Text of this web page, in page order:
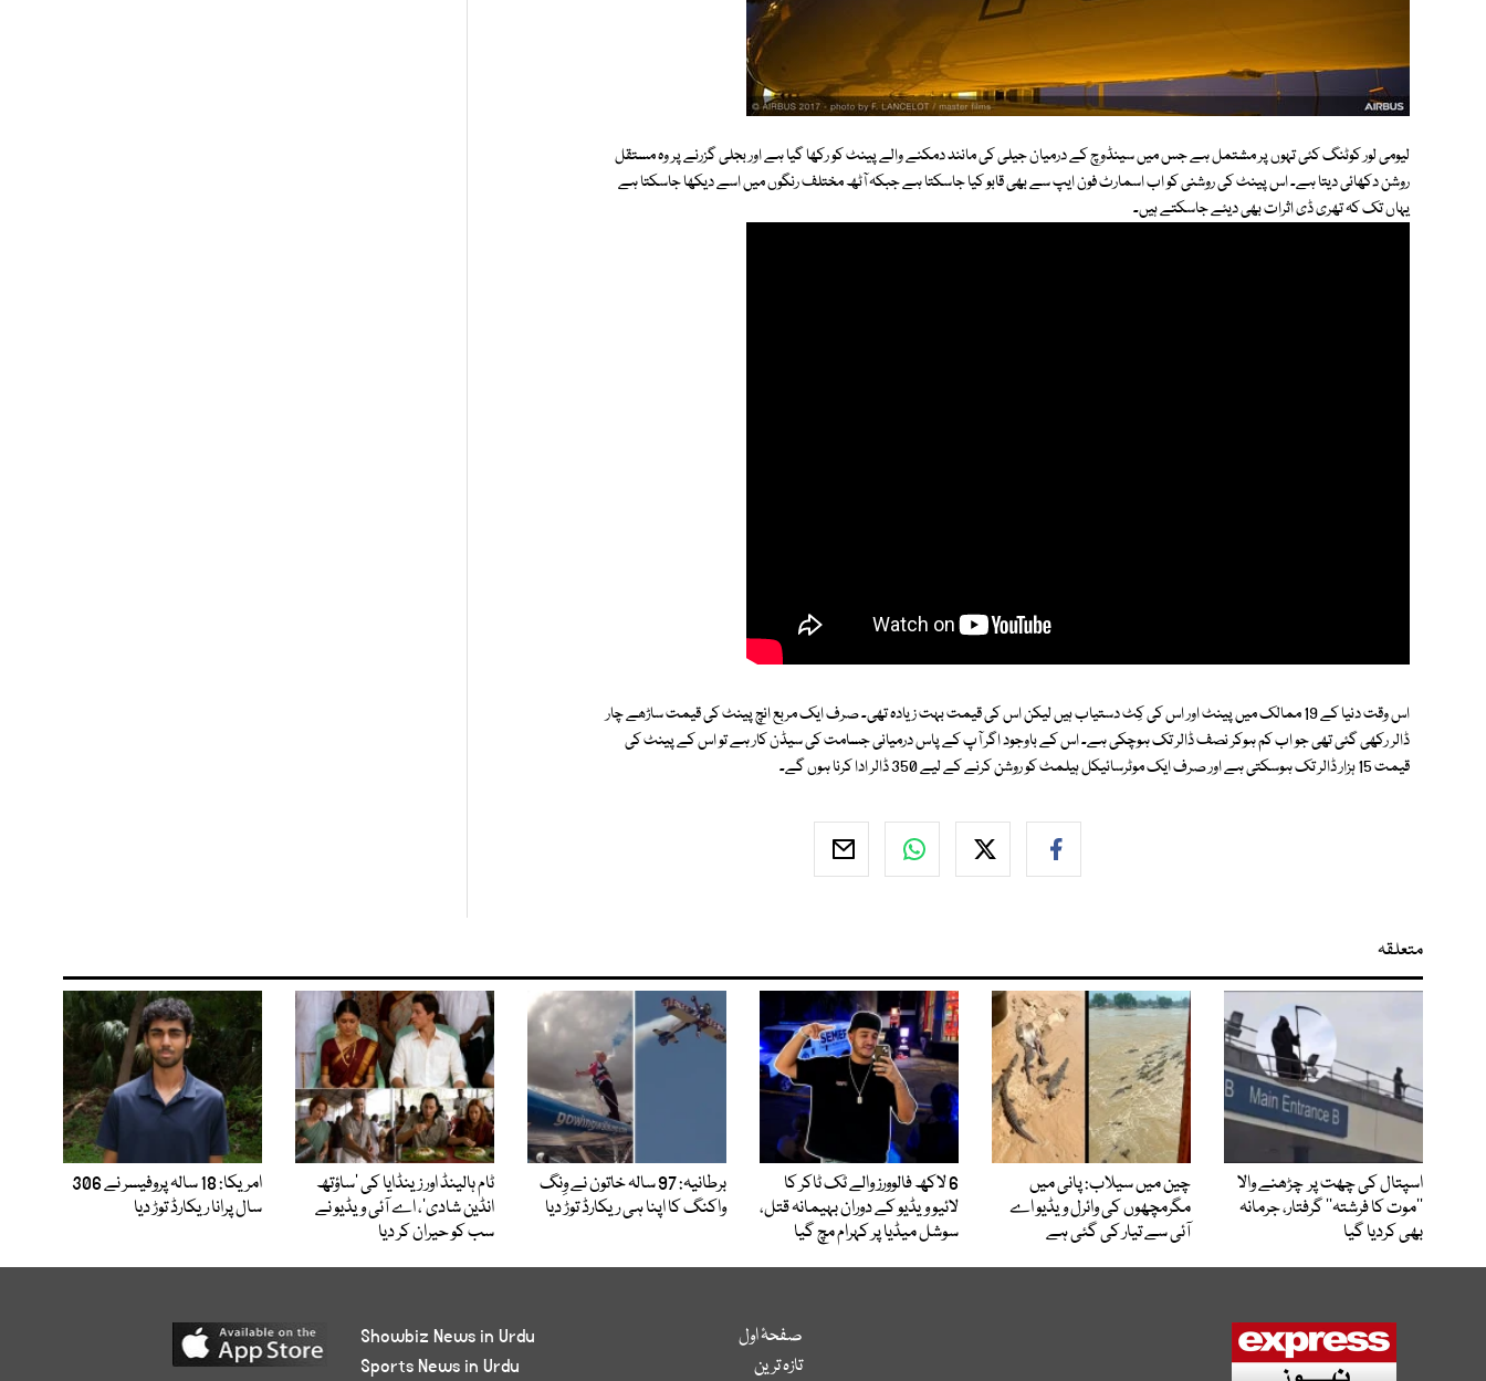
لیومی لور کوٹنگ کئی تہوں پر مشتمل ہے جس میں سینڈوچ کے درمیان جیلی کی مانند دمکنے والے پینٹ کو رکھا گیا ہے اور بجلی گزرنے پر وہ مستقل
روشن دکھائی دیتا ہے۔ اس پینٹ کی روشنی کو اب اسمارٹ فون ایپ سے بھی قابو کیا جاسکتا ہے جبکہ آٹھ مختلف رنگوں میں اسے دیکھا جاسکتا ہے
یہاں تک کہ تھری ڈی اثرات بھی دیئے جاسکتے ہیں۔
اس وقت دنیا کے 19 ممالک میں پینٹ اور اس کی کِٹ دستیاب ہیں لیکن اس کی قیمت بہت زیادہ تھی۔ صرف ایک مربع انچ پینٹ کی قیمت ساڑھے چار
ڈالر رکھی گئی تھی جو اب کم ہوکر نصف ڈالر تک ہوچکی ہے۔ اس کے باوجود اگر آپ کے پاس درمیانی جسامت کی سیڈن کار ہے تو اس کے پینٹ کی
قیمت 15 ہزار ڈالر تک ہوسکتی ہے اور صرف ایک موٹرسائیکل ہیلمٹ کو روشن کرنے کے لیے 350 ڈالر ادا کرنا ہوں گے۔
متعلقہ
اسپتال کی چھت پر چڑھنے والا
’’موت کا فرشتہ‘‘ گرفتار، جرمانہ
بھی کردیا گیا
چین میں سیلاب: پانی میں
مگرمچھوں کی وائرل ویڈیو اے
آئی سے تیار کی گئی ہے
6 لاکھ فالوورز والے ٹک ٹاکر کا
لائیو ویڈیو کے دوران بہیمانہ قتل،
سوشل میڈیا پر کہرام مچ گیا
برطانیہ: 97 سالہ خاتون نے وِنگ
واکنگ کا اپنا ہی ریکارڈ توڑ دیا
ٹام ہالینڈ اور زینڈایا کی ’ساؤتھ
انڈین شادی‘، اے آئی ویڈیو نے
سب کو حیران کر دیا
امریکا: 18 سالہ پروفیسر نے 306
سال پرانا ریکارڈ توڑ دیا
صفحۂ اول
تازہ ترین
Showbiz News in Urdu
Sports News in Urdu